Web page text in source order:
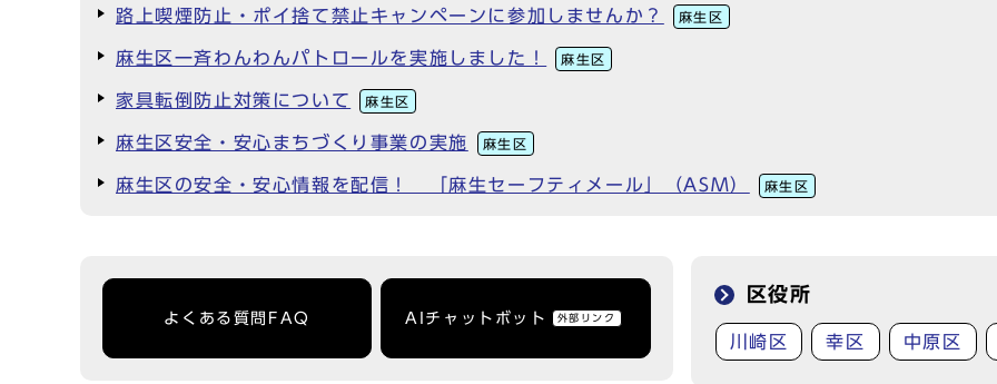
路上喫煙防止・ポイ捨て禁止キャンペーンに参加しませんか？ 麻生区
麻生区一斉わんわんパトロールを実施しました！ 麻生区
家具転倒防止対策について 麻生区
麻生区安全・安心まちづくり事業の実施 麻生区
麻生区の安全・安心情報を配信！ 「麻生セーフティメール」（ASM） 麻生区
よくある質問FAQ AIチャットボット 外部リンク
区役所
川崎区 幸区 中原区